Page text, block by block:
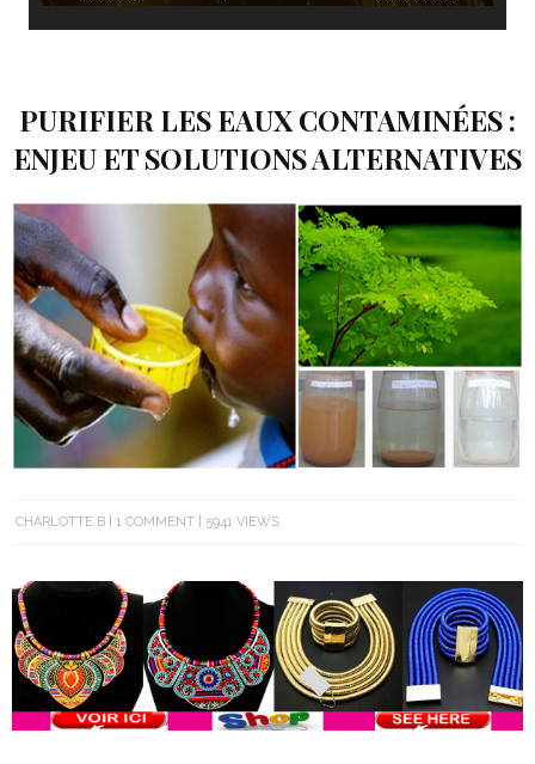
PURIFIER LES EAUX CONTAMINÉES :
ENJEU ET SOLUTIONS ALTERNATIVES
CHARLOTTE B 1 COMMENT 5941 VIEWS